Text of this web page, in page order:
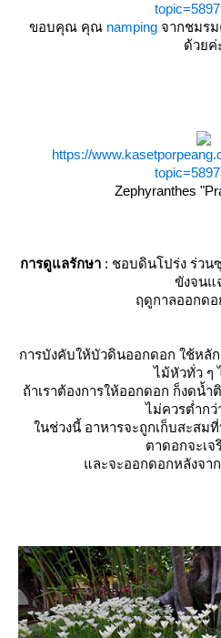
ขอบคุณ คุณ nampingจากชมรม
ด้วยค่
https://
Zephyranthes
การดูแลรักษา : ชอบดินโปร่ง ร่วน
ขังจนแ
ฤดูกาลออกด
การบังคับให้บัวดินออกดอก ใช้หลั
ไม้หัวทั่ว ๆ
ถ้าเราต้องการให้ออกดอก ก็งดน้
ไม่ควรต่ำกว่
นช่วงนี้ อาหารจะถูกเก็บสะสม
ตาดอกจะเ
ละจะออกดอกหลังจาก